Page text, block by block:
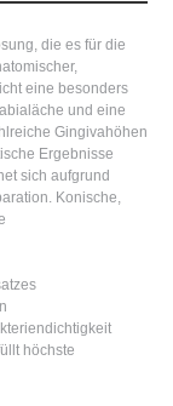
die es für die
eine besonders
und eine
Gingivahöhen
Ergebnisse
sich aufgrund
Konische,
höchste